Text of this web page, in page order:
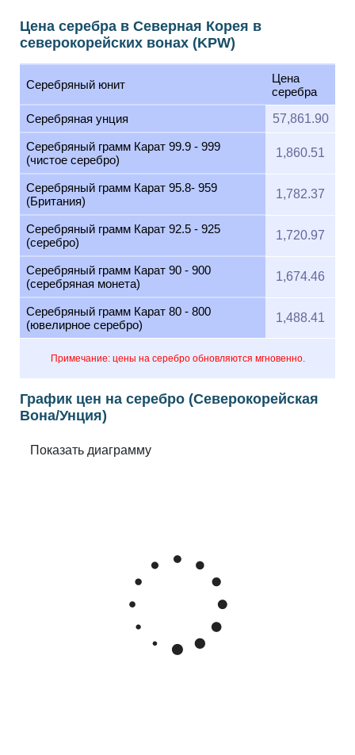
Цена серебра в Северная Корея в
северокорейских вонах (KPW)
Серебряный юнит
Цена
серебра
Примечание: цены на серебро обновляются мгновенно.
Серебряная унция 57,861.90
Серебряный грамм Карат 99.9 - 999
(чистое серебро)
1,860.51
Серебряный грамм Карат 95.8- 959
(Британия)
1,782.37
Серебряный грамм Карат 92.5 - 925
(серебро)
1,720.97
Серебряный грамм Карат 90 - 900
(серебряная монета)
1,674.46
Серебряный грамм Карат 80 - 800
(ювелирное серебро)
1,488.41
График цен на серебро (Северокорейская
Вона/Унция)
6m ▾